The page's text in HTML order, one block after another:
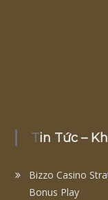
Tin Tức –
Bizzo Casino
Bonus Play